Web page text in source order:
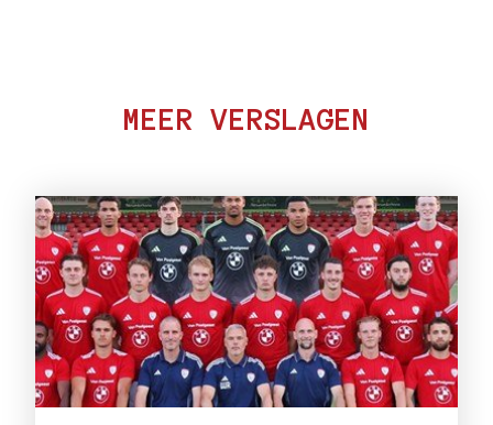
MEER VERSLAGEN